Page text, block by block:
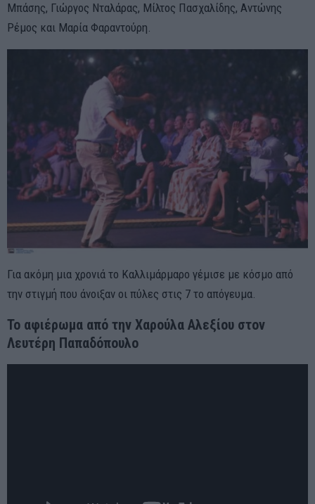
Μπάσης, Γιώργος Νταλάρας, Μίλτος Πασχαλίδης, Αντώνης
Ρέμος και Μαρία Φαραντούρη.
Για ακόμη μια χρονιά το Καλλιμάρμαρο γέμισε με κόσμο από
την στιγμή που άνοιξαν οι πύλες στις 7 το απόγευμα.
Το αφιέρωμα από την Χαρούλα Αλεξίου στον
Λευτέρη Παπαδόπουλο